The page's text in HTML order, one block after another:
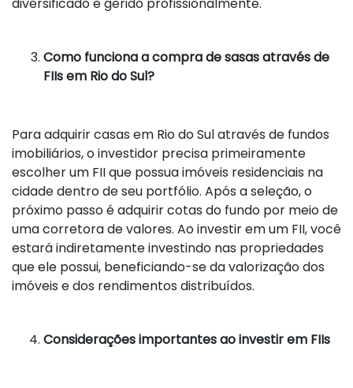
Como funciona a compra de sasas através de
FIIs em Rio do Sul?
Para adquirir casas em Rio do Sul através de fundos
imobiliários, o investidor precisa primeiramente
escolher um FII que possua imóveis residenciais na
cidade dentro de seu portfólio. Após a seleção, o
próximo passo é adquirir cotas do fundo por meio de
uma corretora de valores. Ao investir em um FII, você
estará indiretamente investindo nas propriedades
que ele possui, beneficiando-se da valorização dos
imóveis e dos rendimentos distribuídos.
Considerações importantes ao investir em FIIs